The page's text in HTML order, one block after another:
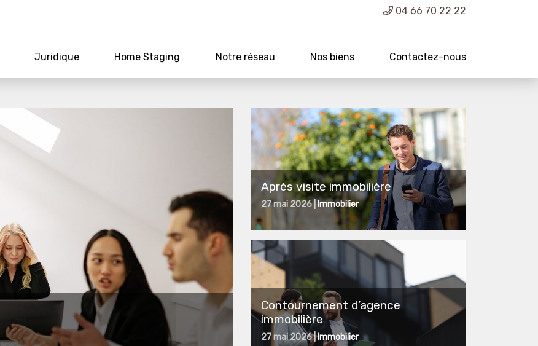
04 66 70 22 22
Juridique Home Staging Notre réseau Nos biens Contactez-nous
Après visite immobilière
27 mai 2026 |Immobilier
Contournement d’agence
immobilière
27 mai 2026 |Immobilier